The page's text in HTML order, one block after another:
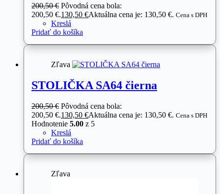
200,50€ Pôvodná cena bola:
200,50 €.130,50 €Aktuálna cena je: 130,50 €. Cena s DPH
Kreslá
Pridať do košíka
Zľava
STOLIČKA SA64 čierna
200,50€ Pôvodná cena bola:
200,50 €.130,50 €Aktuálna cena je: 130,50 €. Cena s DPH
Hodnotenie 5.00 z 5
Kreslá
Pridať do košíka
Zľava